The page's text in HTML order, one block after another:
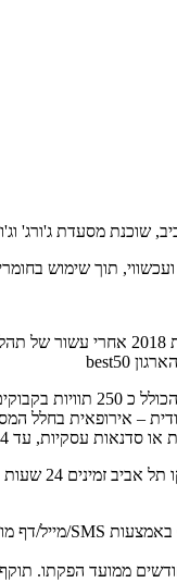
שוכנת מסעדת ג'ורג'
תוך שימוש
50
50
best
ובינלאומיים.
סדנאות עסקיות, עד 24 איש.
המקומות בו משתנה בהתאם לעומס, והשירות כרוך בתשלום.